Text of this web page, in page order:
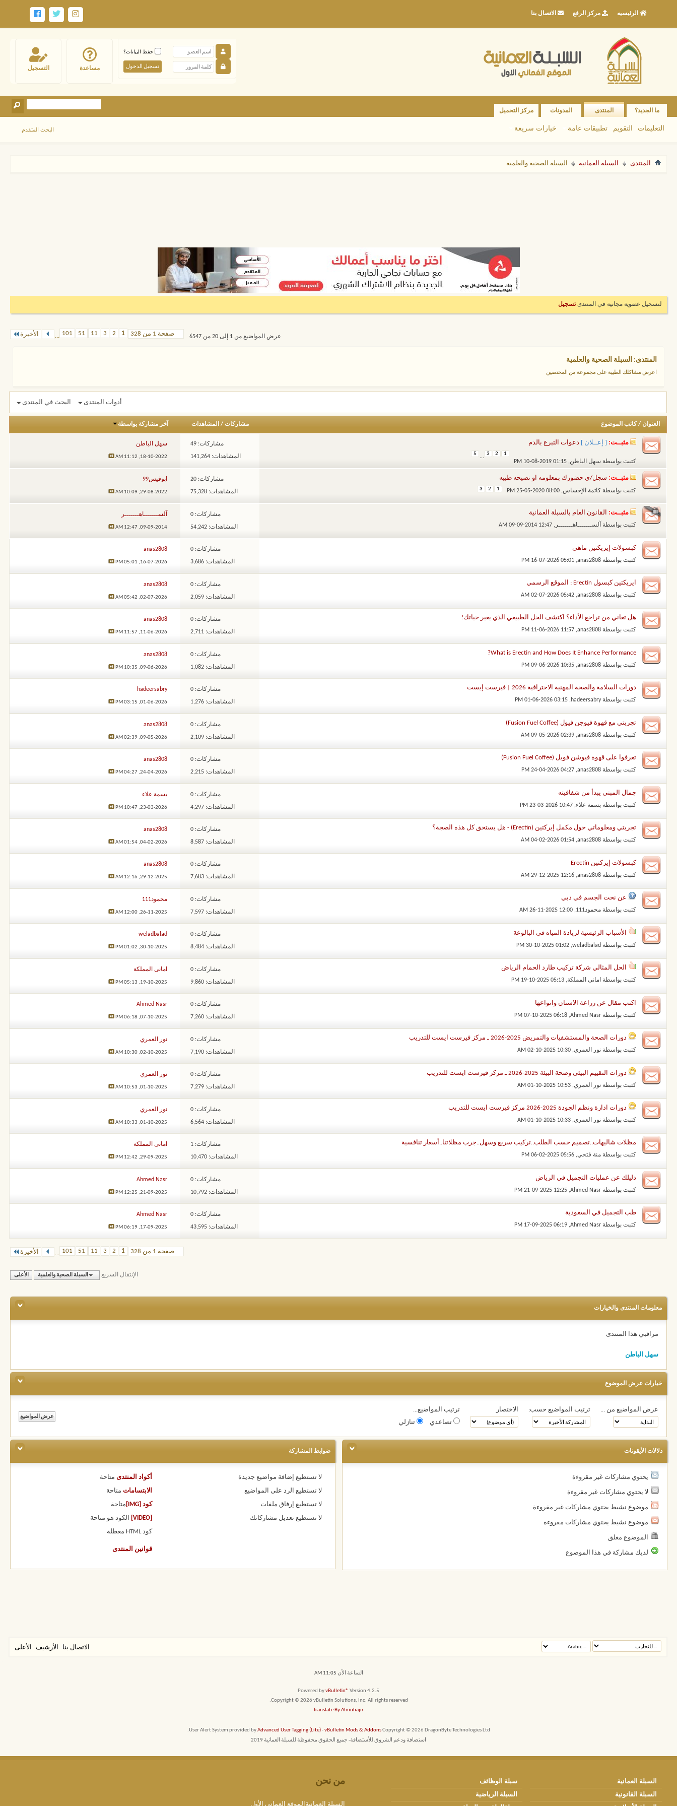
الرئيسيه مركز الرفع الاتصال بنا
التسجيل مساعدة
حفظ البيانات؟
ما الجديد؟ المنتدى
التعليمات التقويم تطبيقات عامة خيارات سريعة
المدونات مركز التحميل
البحث المتقدم
المنتدى السبلة العمانية السبلة الصحية والعلمية
لتسجيل عضوية مجانية في المنتدىتسجيل
صفحة 1 من 328 1
2
3
11
51
101
... الأخيرة عرض المواضيع من 1 إلى 20 من 6547
المنتدى: السبلة الصحية والعلمية
اعرض مشاكلك الطبية على مجموعة من المختصين
أدوات المنتدى البحث في المنتدى
العنوان / كاتب الموضوع مشاركات/ المشاهدات آخر مشاركة بواسطة
مثبــت: [ إعــلان ] دعوات التبرع بالدم
كتبت بواسطة سهل الباطن‏, 10-08-2019 01:15 PM
1
2
3
...
5
مشاركات: 49
المشاهدات: 141,264
سهل الباطن
18-10-2022,
11:12 AM
مثبــت: سجل/ي حضورك بمعلومه او نصيحه طبيه
كتبت بواسطة كاتمة الإحساس‏, 25-05-2020 08:00 PM
1
2
3
مشاركات: 20
المشاهدات: 75,328
ابوقيس99
29-08-2022,
10:09 AM
مثبــت: القانون العام بالسبلة العمانية
كتبت بواسطة آلســـــــاهـــــــر ‏, 09-09-2014 12:47 AM
مشاركات: 0
المشاهدات: 54,242
آلســـــــاهـــــــر
09-09-2014,
12:47 AM
كبسولات إيريكتين ماهي
كتبت بواسطة anas2808
‏, 16-07-2026 05:01 PM
مشاركات: 0
المشاهدات: 3,686
anas2808
16-07-2026,
05:01 PM
ايريكتين كبسول Erectin : الموقع الرسمي
كتبت بواسطة anas2808
‏, 02-07-2026 05:42 AM
مشاركات: 0
المشاهدات: 2,059
anas2808
02-07-2026,
05:42 AM
هل تعاني من تراجع الأداء؟ اكتشف الحل الطبيعي الذي يغير حياتك!
كتبت بواسطة anas2808
‏, 11-06-2026 11:57 PM
مشاركات: 0
المشاهدات: 2,711
anas2808
11-06-2026,
11:57 PM
What is Erectin and How Does It Enhance Performance?
كتبت بواسطة anas2808
‏, 09-06-2026 10:35 PM
مشاركات: 0
المشاهدات: 1,082
anas2808
09-06-2026,
10:35 PM
دورات السلامة والصحة المهنية الاحترافية 2026 | فيرست إيست
كتبت بواسطةhadeersabry
‏, 01-06-2026 03:15 PM
مشاركات: 0
المشاهدات: 1,276
hadeersabry
01-06-2026,
03:15 PM
تجربتي مع قهوة فيوجن فيول (Fusion Fuel Coffee)
كتبت بواسطة anas2808
‏, 09-05-2026 02:39 AM
مشاركات: 0
المشاهدات: 2,109
anas2808
09-05-2026,
02:39 AM
تعرفوا على قهوة فيوشن فويل (Fusion Fuel Coffee)
كتبت بواسطة anas2808
‏, 24-04-2026 04:27 PM
مشاركات: 0
المشاهدات: 2,215
anas2808
24-04-2026,
04:27 PM
جمال المبنى يبدأ من شفافيته
كتبت بواسطة بسمة علاء‏, 23-03-2026 10:47 PM
مشاركات: 0
المشاهدات: 4,297
بسمة علاء
23-03-2026,
10:47 PM
تجربتي ومعلوماتي حول مكمل إيركتين (Erectin) - هل يستحق كل هذه الضجة؟
كتبت بواسطة anas2808
‏, 04-02-2026 01:54 AM
مشاركات: 0
المشاهدات: 8,587
anas2808
04-02-2026,
01:54 AM
كبسولات إيركتين Erectin
كتبت بواسطة anas2808
‏, 29-12-2025 12:16 AM
مشاركات: 0
المشاهدات: 7,683
anas2808
29-12-2025,
12:16 AM
عن نحت الجسم في دبي
كتبت بواسطة محمود111 ‏, 26-11-2025 12:00 AM
مشاركات: 0
المشاهدات: 7,597
محمود111
26-11-2025,
12:00 AM
الأسباب الرئيسية لزيادة المياه في البالوعة
كتبت بواسطة weladbalad
‏, 30-10-2025 01:02 PM
مشاركات: 0
المشاهدات: 8,484
weladbalad
30-10-2025,
01:02 PM
الحل المثالي شركة تركيب طارد الحمام الرياض
كتبت بواسطة امانى المملكة‏, 19-10-2025 05:13 PM
مشاركات: 0
المشاهدات: 9,860
امانى المملكة
19-10-2025,
05:13 PM
اكتب مقال عن زراعة الاسنان وانواعها
كتبت بواسطة Ahmed Nasr
‏, 07-10-2025 06:18 PM
مشاركات: 0
المشاهدات: 7,260
Ahmed Nasr
07-10-2025,
06:18 PM
دورات الصحة والمستشفيات والتمريض 2025-2026 ـ مركز فيرست ايست للتدريب
كتبت بواسطة نور العمري‏, 02-10-2025 10:30 AM
مشاركات: 0
المشاهدات: 7,190
نور العمري
02-10-2025,
10:30 AM
دورات التقييم البيئى وصحة البيئة 2025-2026 ـ مركز فيرست ايست للتدريب
كتبت بواسطة نور العمري‏, 01-10-2025 10:53 AM
مشاركات: 0
المشاهدات: 7,279
نور العمري
01-10-2025,
10:53 AM
دورات ادارة ونظم الجودة 2025-2026 مركز فيرست ايست للتدريب
كتبت بواسطة نور العمري‏, 01-10-2025 10:33 AM
مشاركات: 0
المشاهدات: 6,564
نور العمري
01-10-2025,
10:33 AM
مظلات شاليهات..تصميم حسب الطلب..تركيب سريع وسهل..جرب مظلاتنا..أسعار تنافسية
كتبت بواسطة منة فتحي‏, 06-02-2025 05:56 PM
مشاركات: 1
المشاهدات: 10,470
امانى المملكة
29-09-2025,
12:42 PM
دليلك عن عمليات التجميل في الرياض
كتبت بواسطة Ahmed Nasr
‏, 21-09-2025 12:25 PM
مشاركات: 0
المشاهدات: 10,792
Ahmed Nasr
21-09-2025,
12:25 PM
طب التجميل في السعودية
كتبت بواسطة Ahmed Nasr
‏, 17-09-2025 06:19 PM
مشاركات: 0
المشاهدات: 43,595
Ahmed Nasr
17-09-2025,
06:19 PM
صفحة 1 من 328 1
2
3
11
51
101
... الأخيرة
الإنتقال السريع السبلة الصحية والعلمية الأعلى
معلومات المنتدى والخيارات
مراقبي هذا المنتدى
سهل الباطن
خيارات عرض الموضوع
عرض المواضيع من ... ترتيب المواضيع حسب: الاختصار
ترتيب المواضيع...
تصاعدي
تنازلي
دلالات الأيقونات
يحتوي مشاركات غير مقروءة
لا يحتوي مشاركات غير مقروءة
موضوع نشيط يحتوي مشاركات غير مقروءة
موضوع نشيط يحتوي مشاركات مقروءة
الموضوع مغلق
لديك مشاركة في هذا الموضوع
ضوابط المشاركة
لا تستطيع إضافة مواضيع جديدة
لا تستطيع الرد على المواضيع
لا تستطيع إرفاق ملفات
لا تستطيع تعديل مشاركاتك
أكواد المنتدى متاحة
الابتسامات متاحة
كود [IMG] متاحة
[VIDEO] الكود هو متاحة
كود HTML معطلة
قوانين المنتدى
الاتصال بنا الأرشيف الأعلى
الساعة الآن 11:05 AM
Powered byvBulletin® Version 4.2.5
Copyright © 2026 vBulletin Solutions, Inc. All rights reserved.
Translate By Almuhajir
User Alert System provided byAdvanced User Tagging (Lite)-vBulletin Mods & AddonsCopyright © 2026 DragonByte Technologies Ltd.
استضافة ودعم الشروق للأستضافة- جميع الحقوق محفوظة للسبلة العمانية 2019
السبلة العمانية
سبلة الوظائف
السبلة القانونية
السبلة الرياضية
من نحن
السبلة العمانيةالموقع العماني الأول